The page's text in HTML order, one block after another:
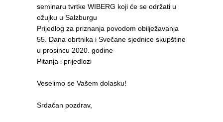
seminaru tvrtke WIBERG koji će se održati u
ožujku u Salzburgu
Prijedlog za priznanja povodom obilježavanja
55. Dana obrtnika i Svečane sjednice skupštine
u prosincu 2020. godine
Pitanja i prijedlozi
Veselimo se Vašem dolasku!
Srdačan pozdrav,